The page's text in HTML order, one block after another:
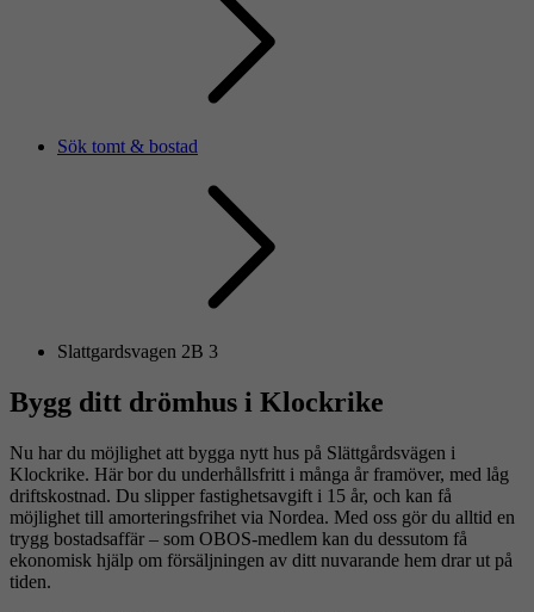
Sök tomt & bostad
Slattgardsvagen 2B 3
Bygg ditt drömhus i Klockrike
Nu har du möjlighet att bygga nytt hus på Slättgårdsvägen i
Klockrike. Här bor du underhållsfritt i många år framöver, med låg
driftskostnad. Du slipper fastighetsavgift i 15 år, och kan få
möjlighet till amorteringsfrihet via Nordea. Med oss gör du alltid en
trygg bostadsaffär – som OBOS-medlem kan du dessutom få
ekonomisk hjälp om försäljningen av ditt nuvarande hem drar ut på
tiden.